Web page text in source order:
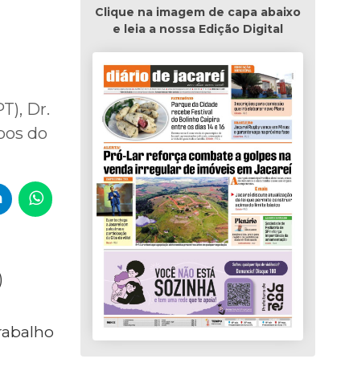
Dr.
do
Clique na imagem de capa abaixo
e leia a nossa Edição Digital